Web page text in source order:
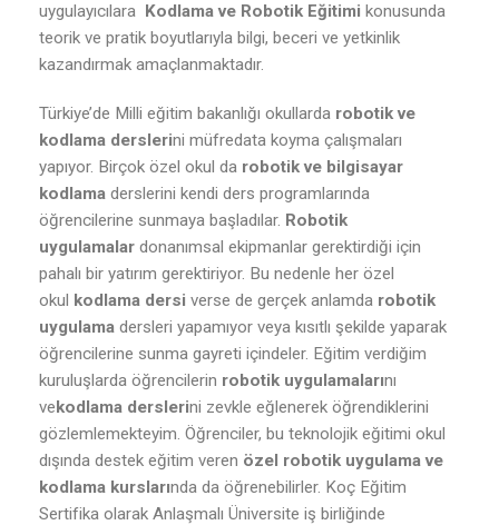
uygulayıcılara Kodlama ve Robotik Eğitimi konusunda
teorik ve pratik boyutlarıyla bilgi, beceri ve yetkinlik
kazandırmak amaçlanmaktadır.
Türkiye’de Milli eğitim bakanlığı okullarda robotik ve
kodlama derslerini müfredata koyma çalışmaları
yapıyor. Birçok özel okul da robotik ve bilgisayar
kodlama derslerini kendi ders programlarında
öğrencilerine sunmaya başladılar. Robotik
uygulamalar donanımsal ekipmanlar gerektirdiği için
pahalı bir yatırım gerektiriyor. Bu nedenle her özel
okul kodlama dersi verse de gerçek anlamda robotik
uygulama dersleri yapamıyor veya kısıtlı şekilde yaparak
öğrencilerine sunma gayreti içindeler. Eğitim verdiğim
kuruluşlarda öğrencilerin robotik uygulamalarını
vekodlama derslerini zevkle eğlenerek öğrendiklerini
gözlemlemekteyim. Öğrenciler, bu teknolojik eğitimi okul
dışında destek eğitim veren özel robotik uygulama ve
kodlama kurslarında da öğrenebilirler. Koç Eğitim
Sertifika olarak Anlaşmalı Üniversite iş birliğinde